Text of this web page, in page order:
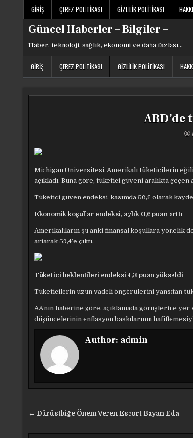
GIRIŞ ÇEREZ POLITIKASI GIZLILIK POLITIKASI
Güncel Haberler – Bilgiler –
Haber, teknoloji, sağlık, ekonomi ve daha fazlası…
GIRIŞ ÇEREZ POLITIKASI GIZLILIK POLITIKASI
ABD’de
Michigan Üniversitesi, Amerikalı tüketicilerin
açıkladı. Buna göre, tüketici güveni aralıkta geçen
Tüketici güven endeksi, kasımda 56,8 olarak
Ekonomik koşullar endeksi, aylık 0,6 puan arttı
Amerikalıların şu anki finansal koşullara yönelik
artarak 59,4’e çıktı.
Tüketici beklentileri endeksi 4,3 puan yükseldi
Tüketicilerin uzun vadeli öngörülerini yansıtan
AA’nın haberine göre, açıklamada görüşlerine
düşüncelerinin enflasyon baskılarının
Author: admin
Yazı
← Dürüstlüğe Önem Veren Escort Bayan Eda